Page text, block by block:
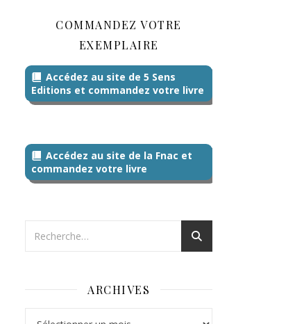
COMMANDEZ VOTRE
EXEMPLAIRE
Accédez au site de 5 Sens
Editions et commandez votre livre
Accédez au site de la Fnac et
commandez votre livre
ARCHIVES